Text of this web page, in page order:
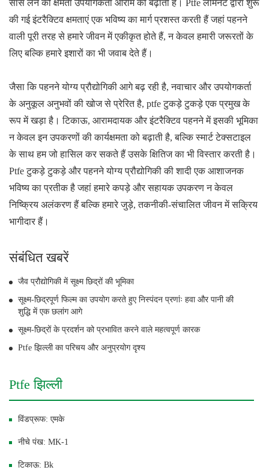
सांस लेने की क्षमता उपयोगकर्ता आराम को बढ़ाती है। Ptfe लैमिनेट द्वारा शुरू
की गई इंटरैक्टिव क्षमताएं एक भविष्य का मार्ग प्रशस्त करती हैं जहां पहनने
वाली पूरी तरह से हमारे जीवन में एकीकृत होते हैं, न केवल हमारी जरूरतों के
लिए बल्कि हमारे इशारों का भी जवाब देते हैं।
जैसा कि पहनने योग्य प्रौद्योगिकी आगे बढ़ रही है, नवाचार और उपयोगकर्ता
के अनुकूल अनुभवों की खोज से प्रेरित है, ptfe टुकड़े टुकड़े एक प्रमुख के
रूप में खड़ा है। टिकाऊ, आरामदायक और इंटरैक्टिव पहनने में इसकी भूमिका
न केवल इन उपकरणों की कार्यक्षमता को बढ़ाती है, बल्कि स्मार्ट टेक्सटाइल
के साथ हम जो हासिल कर सकते हैं उसके क्षितिज का भी विस्तार करती है।
Ptfe टुकड़े टुकड़े और पहनने योग्य प्रौद्योगिकी की शादी एक आशाजनक
भविष्य का प्रतीक है जहां हमारे कपड़े और सहायक उपकरण न केवल
निष्क्रिय अलंकरण हैं बल्कि हमारे जुड़े, तकनीकी-संचालित जीवन में सक्रिय
भागीदार हैं।
संबंधित खबरें
जैव प्रौद्योगिकी में सूक्ष्म छिद्रों की भूमिका
सूक्ष्म-छिद्रपूर्ण फिल्म का उपयोग करते हुए निस्पंदन प्रणांः हवा और पानी की
शुद्धि में एक छलांग आगे
सूक्ष्म-छिद्रों के प्रदर्शन को प्रभावित करने वाले महत्वपूर्ण कारक
Ptfe झिल्ली का परिचय और अनुप्रयोग दृश्य
Ptfe झिल्ली
विंडप्रूफ: एमके
नीचे पंख: MK-1
टिकाऊ: Bk